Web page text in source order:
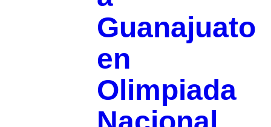
Guanajuato
en
Olimpiada